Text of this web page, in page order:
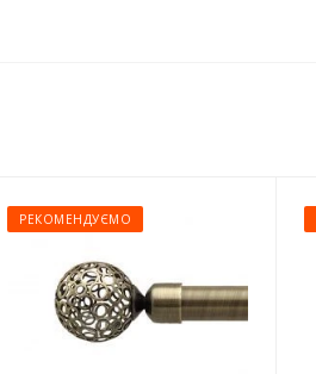
РЕКОМЕНДУЄМО